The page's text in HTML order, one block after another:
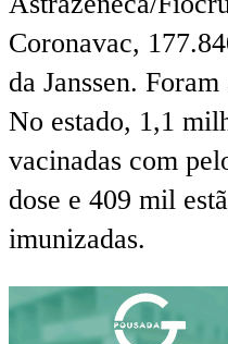
Coronavac,
da Janssen.
No estado, 1,1
vacinadas com
dose e 409 mil
imunizadas.